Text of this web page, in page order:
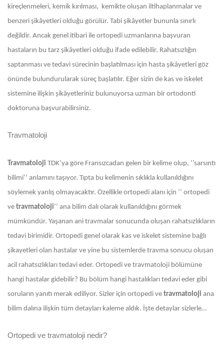
kireçlenmeleri, kemik kırılması, kemikte oluşan iltihaplanmalar ve
benzeri şikâyetleri olduğu görülür. Tabi şikâyetler bununla sınırlı
değildir. Ancak genel itibari ile ortopedi uzmanlarına başvuran
hastaların bu tarz şikâyetleri olduğu ifade edilebilir. Rahatsızlığın
saptanması ve tedavi sürecinin başlatılması için hasta şikâyetleri göz
önünde bulundurularak süreç başlatılır. Eğer sizin de kas ve iskelet
sistemine ilişkin şikâyetleriniz bulunuyorsa uzman bir ortodonti
doktoruna başvurabilirsiniz.
Travmatoloji
Travmatoloji TDK’ya göre Fransızcadan gelen bir kelime olup, ‘’sarsıntı
bilimi’’ anlamını taşıyor. Tıpta bu kelimenin sıklıkla kullanıldığını
söylemek yanlış olmayacaktır. Özellikle ortopedi alanı için ‘’ ortopedi
ve travmatoloji’’ ana bilim dalı olarak kullanıldığını görmek
mümkündür. Yaşanan ani travmalar sonucunda oluşan rahatsızlıkların
tedavi birimidir. Ortopedi genel olarak kas ve iskelet sistemine bağlı
şikayetleri olan hastalar ve yine bu sistemlerde travma sonucu oluşan
acil rahatsızlıkları tedavi eder. Ortopedi ve travmatoloji bölümüne
hangi hastalar gidebilir? Bu bölüm hangi hastalıkları tedavi eder gibi
soruların yanıtı merak ediliyor. Sizler için ortopedi ve travmatoloji ana
bilim dalına ilişkin tüm detayları kaleme aldık. İşte detaylar sizlerle…
Ortopedi ve travmatoloji nedir?